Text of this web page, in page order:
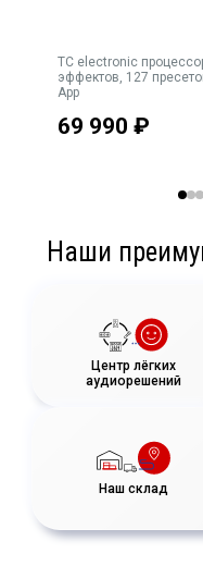
TC electronic процессор эффектов для гитары, цепочка из 5
эффектов, 127
App
69 990 ₽
Наши
Центр лёгких
аудиорешений
Наш склад